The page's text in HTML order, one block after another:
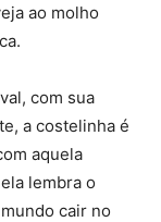
ao molho
com sua
a costelinha é
aquela
lembra o
cair no